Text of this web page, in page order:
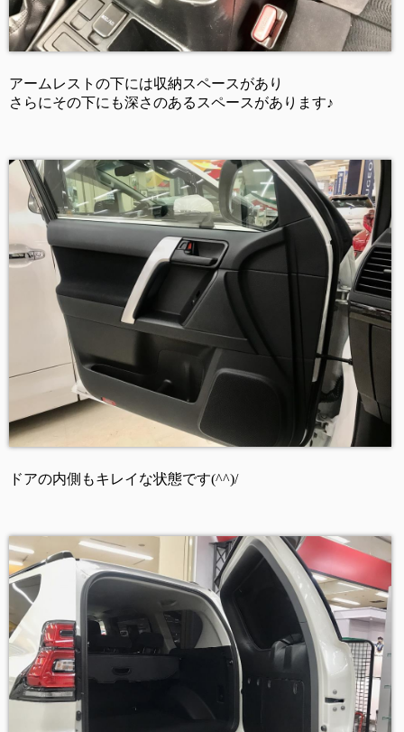
アームレストの下には収納スペースがあり
さらにその下にも深さのあるスペースがあります♪
ドアの内側もキレイな状態です(^^)/